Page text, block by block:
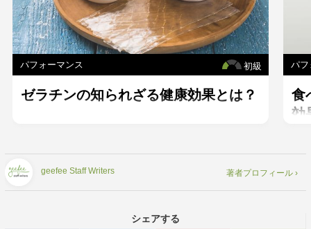
初級
パフォーマンス
ゼラチンの知られざる健康効果とは？
パフ
食
効
geefee Staff Writers 著者プロフィール ›
シェアする